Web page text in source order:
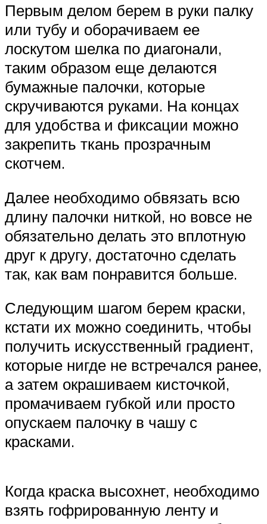
Первым делом берем в руки палку
или тубу и оборачиваем ее
лоскутом шелка по диагонали,
таким образом еще делаются
бумажные палочки, которые
скручиваются руками. На концах
для удобства и фиксации можно
закрепить ткань прозрачным
скотчем.
Далее необходимо обвязать всю
длину палочки ниткой, но вовсе не
обязательно делать это вплотную
друг к другу, достаточно сделать
так, как вам понравится больше.
Следующим шагом берем краски,
кстати их можно соединить, чтобы
получить искусственный градиент,
которые нигде не встречался ранее,
а затем окрашиваем кисточкой,
промачиваем губкой или просто
опускаем палочку в чашу с
красками.
Когда краска высохнет, необходимо
взять гофрированную ленту и